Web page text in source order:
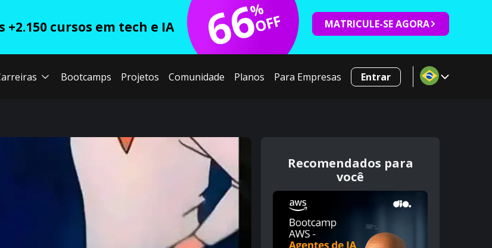
+2.150 cursos em tech e IA 66
%
OFF MATRICULE-SE AGORA
Bootcamps Projetos Comunidade Planos Para Empresas Entrar
Recomendados para
você